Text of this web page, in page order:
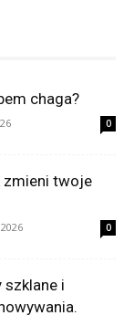
chaga?
0
zmieni twoje
0
szklane i